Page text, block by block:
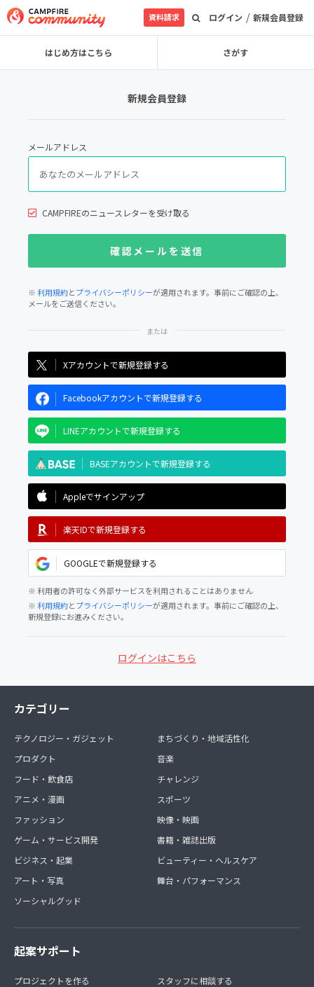
ログイン / 新規会員登録
資料請求
はじめ方はこちら さがす
新規会員登録
メールアドレス
CAMPFIREのニュースレターを受け取る
※利用規約とプライバシーポリシーが適用されます。事前にご確認の上、
メールをご送信ください。
Xアカウントで新規登録する
Facebookアカウントで新規登録する
LINEアカウントで新規登録する
BASEアカウントで新規登録する
Appleでサインアップ
楽天IDで新規登録する
GOOGLEで新規登録する
※ 利用者の許可なく外部サービスを利用されることはありません
※利用規約とプライバシーポリシーが適用されます。事前にご確認の上、
新規登録にお進みください。
ログインはこちら
カテゴリー
テクノロジー・ガジェット
プロダクト
フード・飲食店
アニメ・漫画
ファッション
ゲーム・サービス開発
ビジネス・起業
アート・写真
ソーシャルグッド
まちづくり・地域活性化
音楽
チャレンジ
スポーツ
映像・映画
書籍・雑誌出版
ビューティー・ヘルスケア
舞台・パフォーマンス
起案サポート
プロジェクトを作る
スタッフに相談する